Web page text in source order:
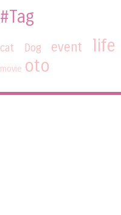
#Tag
cat Dog event life
movie oto